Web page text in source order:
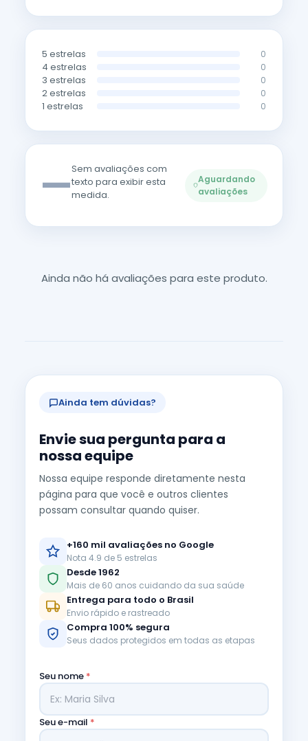
5 estrelas 0
4 estrelas 0
3 estrelas 0
2 estrelas 0
1 estrelas 0
—Sem avaliações com
texto para exibir esta
medida.
Aguardando
avaliações
Ainda não há avaliações para este produto.
Ainda tem dúvidas?
Envie sua pergunta para a
nossa equipe
Nossa equipe responde diretamente nesta
página para que você e outros clientes
possam consultar quando quiser.
+160 mil avaliações no Google
Nota 4.9 de 5 estrelas
Desde 1962
Mais de 60 anos cuidando da sua saúde
Entrega para todo o Brasil
Envio rápido e rastreado
Compra 100% segura
Seus dados protegidos em todas as etapas
Seu nome *
Seu e-mail *